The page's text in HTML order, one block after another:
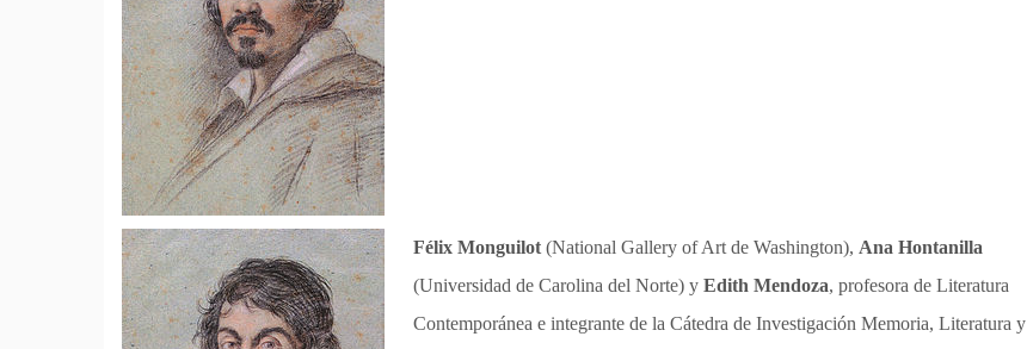
Félix Monguilot (National Gallery of Art de Washington), Ana Hontanilla
(Universidad de Carolina del Norte) y Edith Mendoza, profesora de Literatura
Contemporánea e integrante de la Cátedra de Investigación Memoria, Literatura y